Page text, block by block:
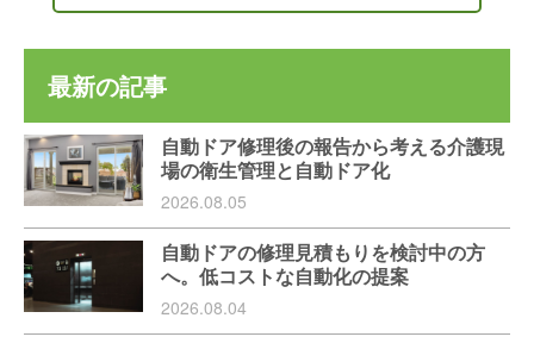
最新の記事
自動ドア修理後の報告から考える介護現
場の衛生管理と自動ドア化
2026.08.05
自動ドアの修理見積もりを検討中の方
へ。低コストな自動化の提案
2026.08.04